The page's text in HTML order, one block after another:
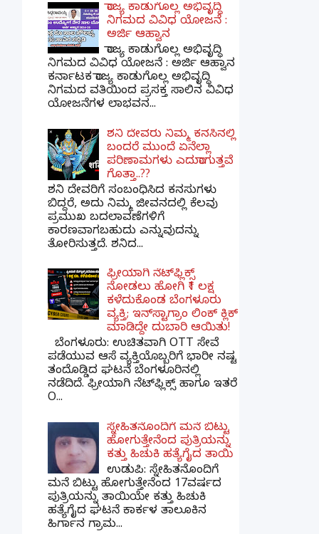
ರಾಜ್ಯ ಕಾಡುಗೊಲ್ಲ ಅಭಿವೃದ್ಧಿ
ನಿಗಮದ ವಿವಿಧ ಯೋಜನೆ :
ಅರ್ಜಿ ಆಹ್ವಾನ
ರಾಜ್ಯ ಕಾಡುಗೊಲ್ಲ ಅಭಿವೃದ್ಧಿ
ನಿಗಮದ ವಿವಿಧ ಯೋಜನೆ : ಅರ್ಜಿ ಆಹ್ವಾನ
ಕರ್ನಾಟಕ ರಾಜ್ಯ ಕಾಡುಗೊಲ್ಲ ಅಭಿವೃದ್ಧಿ
ನಿಗಮದ ವತಿಯಿಂದ ಪ್ರಸಕ್ತ ಸಾಲಿನ ವಿವಿಧ
ಯೋಜನೆಗಳ ಲಾಭವನ...
ಶನಿ ದೇವರು ನಿಮ್ಮ ಕನಸಿನಲ್ಲಿ
ಬಂದರೆ ಮುಂದೆ ಏನೆಲ್ಲಾ
ಪರಿಣಾಮಗಳು ಎದುರಾಗುತ್ತವೆ
ಗೊತ್ತಾ..??
ಶನಿ ದೇವರಿಗೆ ಸಂಬಂಧಿಸಿದ ಕನಸುಗಳು
ಬಿದ್ದರೆ, ಅದು ನಿಮ್ಮ ಜೀವನದಲ್ಲಿ ಕೆಲವು
ಪ್ರಮುಖ ಬದಲಾವಣೆಗಳಿಗೆ
ಕಾರಣವಾಗಬಹುದು ಎನ್ನುವುದನ್ನು
ತೋರಿಸುತ್ತದೆ. ಶನಿದ...
ಫ್ರೀಯಾಗಿ ನೆಟ್‌ಫ್ಲಿಕ್ಸ್
ನೋಡಲು ಹೋಗಿ ₹1 ಲಕ್ಷ
ಕಳೆದುಕೊಂಡ ಬೆಂಗಳೂರು
ವ್ಯಕ್ತಿ; ಇನ್‌ಸ್ಟಾಗ್ರಾಂ ಲಿಂಕ್ ಕ್ಲಿಕ್
ಮಾಡಿದ್ದೇ ದುಬಾರಿ ಆಯಿತು!
ಬೆಂಗಳೂರು: ಉಚಿತವಾಗಿ OTT ಸೇವೆ
ಪಡೆಯುವ ಆಸೆ ವ್ಯಕ್ತಿಯೊಬ್ಬರಿಗೆ ಭಾರೀ ನಷ್ಟ
ತಂದೊಡ್ಡಿದ ಘಟನೆ ಬೆಂಗಳೂರಿನಲ್ಲಿ
ನಡೆದಿದೆ. ಫ್ರೀಯಾಗಿ ನೆಟ್‌ಫ್ಲಿಕ್ಸ್ ಹಾಗೂ ಇತರೆ
O...
ಸ್ನೇಹಿತನೊಂದಿಗೆ ಮನೆ ಬಿಟ್ಟು
ಹೋಗುತ್ತೇನೆಂದ ಪುತ್ರಿಯನ್ನು
ಕತ್ತು ಹಿಚುಕಿ ಹತ್ಯೆಗೈದ ತಾಯಿ
ಉಡುಪಿ: ಸ್ನೇಹಿತನೊಂದಿಗೆ
ಮನೆ ಬಿಟ್ಟು ಹೋಗುತ್ತೇನೆಂದ 17ವರ್ಷದ
ಪುತ್ರಿಯನ್ನು ತಾಯಿಯೇ ಕತ್ತು ಹಿಚುಕಿ
ಹತ್ಯೆಗೈದ ಘಟನೆ ಕಾರ್ಕಳ ತಾಲೂಕಿನ
ಹಿರ್ಗಾನ ಗ್ರಾಮ...